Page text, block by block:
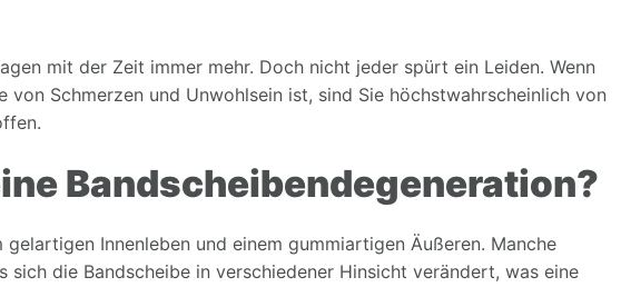
mit der Zeit immer mehr. Doch nicht jeder spürt ein Leiden. Wenn
von Schmerzen und Unwohlsein ist, sind Sie höchstwahrscheinlich von
Bandscheibendegeneration?
gelartigen Innenleben und einem gummiartigen Äußeren. Manche
sich die Bandscheibe in verschiedener Hinsicht verändert, was eine